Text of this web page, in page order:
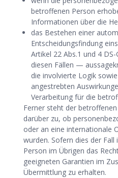
betroffenen Person
Informationen über die
das Bestehen einer
Entscheidungsfindung
Artikel 22 Abs.1 und 4
diesen Fällen —
die involvierte Logik
angestrebten
Verarbeitung für die
Ferner steht der
darüber zu, ob
oder an eine internationale
wurden. Sofern dies der
Person im Übrigen das
geeigneten Garantien im
Übermittlung zu erhalten.